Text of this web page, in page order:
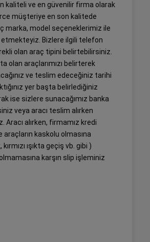
kaliteli ve en güvenilir firma olarak
müşteriye en son kalitede
marka, model seçeneklerimiz ile
Bizlere ilgili telefon
olan araç tipini belirtebilirsiniz.
olan araçlarımızı belirterek
ve teslim edeceğiniz tarihi
yer başta belirlediğiniz
ise sizlere sunacağımız banka
veya aracı teslim alırken
alırken, firmamız kredi
kaskolu olmasına
ışıkta geçiş vb. gibi )
karşın slip işleminiz